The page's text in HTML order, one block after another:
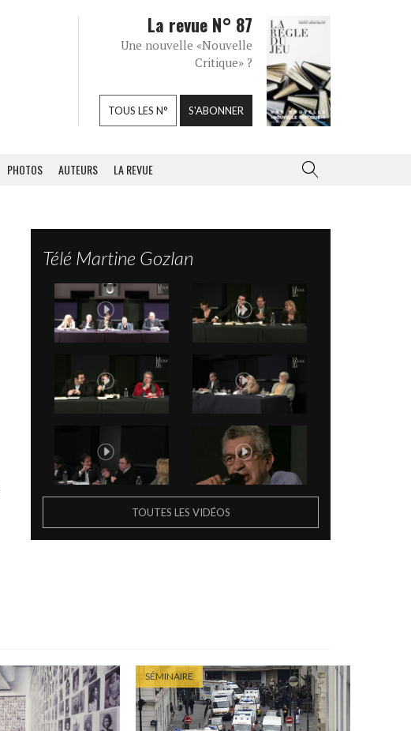
La revue N° 87
Une nouvelle «Nouvelle
Critique» ?
TOUS LES N° S'ABONNER
PHOTOS AUTEURS LA REVUE
Télé Martine Gozlan
TOUTES LES VIDÉOS
SÉMINAIRE